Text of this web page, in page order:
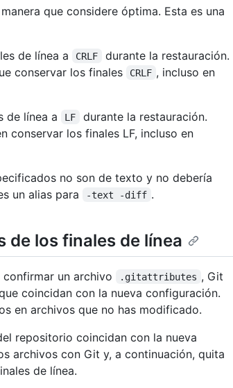
que considere óptima. Esta es una
de línea a CRLF
durante la restauración.
conservar los finales
CRLF , incluso en
de línea a LF
durante la restauración.
conservar los finales LF, incluso en
no son de texto y no debería
un alias para -text -diff .
los finales de línea
confirmar un archivo .gitattributes , Git
coincidan con la nueva configuración.
en archivos que no has modificado.
repositorio coincidan con la nueva
archivos con Git y, a continuación, quita
de línea.